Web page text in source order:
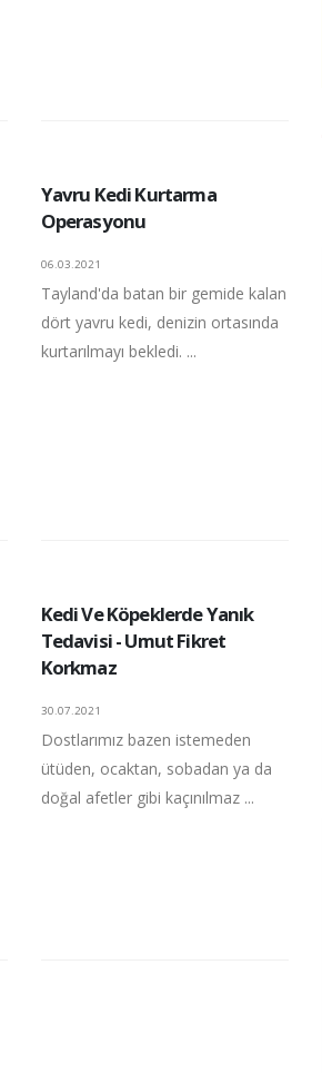
Yavru Kedi Kurtarma
Operasyonu
06.03.2021
Tayland'da batan bir gemide kalan
dört yavru kedi, denizin ortasında
kurtarılmayı bekledi. ...
Kedi Ve Köpeklerde Yanık
Tedavisi - Umut Fikret
Korkmaz
30.07.2021
Dostlarımız bazen istemeden
ütüden, ocaktan, sobadan ya da
doğal afetler gibi kaçınılmaz ...